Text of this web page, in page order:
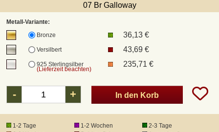
07 Br Galloway
Metall-Variante:
Bronze
36,13 €
Versilbert 43,69 €
925 Sterlingsilber
(Lieferzeit beachten)
235,71 €
- + In den Korb
1-2 Tage 1-2 Wochen
2-3 Tage
DHL Paket
DPD
DHL Kleinpaket
DHL Express
Waffenrecht und FSK 18